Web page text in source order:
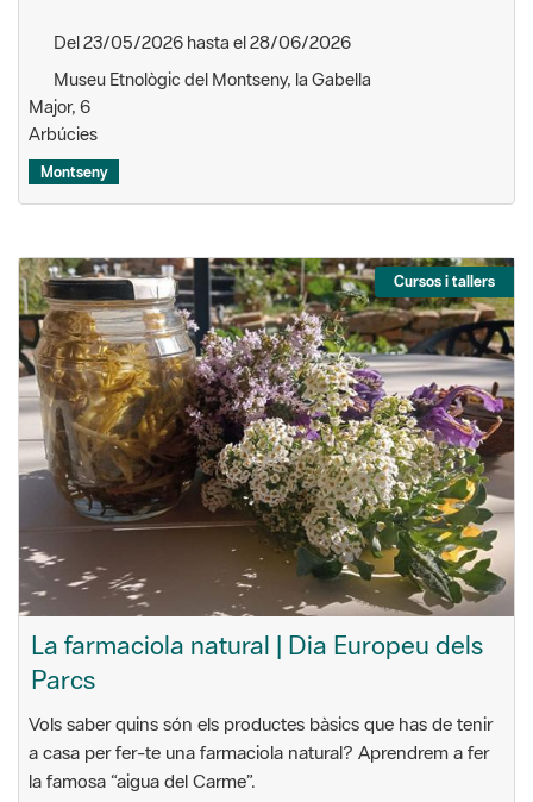
Del 23/05/2026 hasta el 28/06/2026
Museu Etnològic del Montseny, la Gabella
Major, 6
Arbúcies
Montseny
Cursos i tallers
La farmaciola natural | Dia Europeu dels
Parcs
Vols saber quins són els productes bàsics que has de tenir
a casa per fer-te una farmaciola natural? Aprendrem a fer
la famosa “aigua del Carme”.